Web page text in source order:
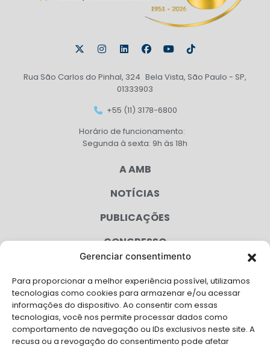
Gerenciar consentimento
Para proporcionar a melhor experiência possível, utilizamos
tecnologias como cookies para armazenar e/ou acessar
informações do dispositivo. Ao consentir com essas
tecnologias, você nos permite processar dados como
comportamento de navegação ou IDs exclusivos neste site. A
recusa ou a revogação do consentimento pode afetar
Rua São Carlos do Pinhal, 324 Bela Vista, São Paulo - SP,
01333903
+55 (11) 3178-6800
Horário de funcionamento:
Segunda à sexta: 9h às 18h
A AMB
NOTÍCIAS
PUBLICAÇÕES
CONGRESSO
CAMPANHAS
SERVIÇOS
FILIADAS